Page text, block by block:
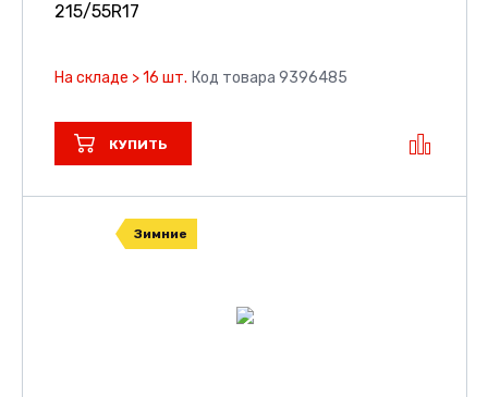
215/55R17
На складе > 16 шт. Код товара 9396485
КУПИТЬ
Зимние